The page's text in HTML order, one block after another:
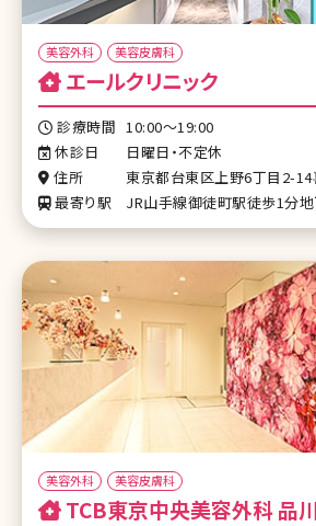
美容外科 美容皮膚科
エールクリニック
診療時間 10:00～19:00
休診日
日曜日・不定休
住所
東京都台東区上野6丁目2-
最寄り駅
JR山手線御徒町駅徒歩1分
美容外科 美容皮膚科
TCB東京中央美容外科 品